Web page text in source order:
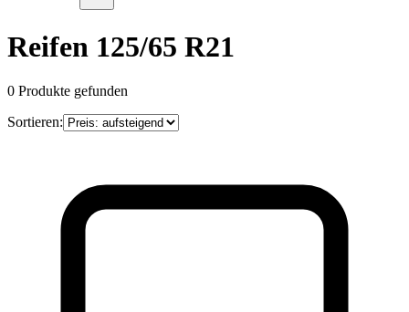
Reifen 125/65 R21
0 Produkte gefunden
Sortieren: